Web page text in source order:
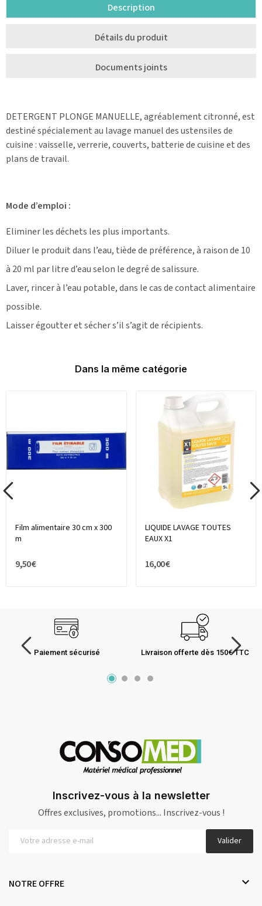
Description
Détails du produit
Documents joints
DETERGENT PLONGE MANUELLE, agréablement citronné, est
destiné spécialement au lavage manuel des ustensiles de
cuisine : vaisselle, verrerie, couverts, batterie de cuisine et des
plans de travail.
Mode d’emploi :
Eliminer les déchets les plus importants.
Diluer le produit dans l’eau, tiède de préférence, à raison de 10
à 20 ml par litre d’eau selon le degré de salissure.
Laver, rincer à l’eau potable, dans le cas de contact alimentaire
possible.
Laisser égoutter et sécher s’il s’agit de récipients.
Dans la même catégorie
Film alimentaire 30 cm x 300
m
9,50 €
LIQUIDE LAVAGE TOUTES
EAUX X1
16,00 €
Paiement sécurisé Livraison offerte dès 150€ TTC
Inscrivez-vous à la newsletter
Offres exclusives, promotions... Inscrivez-vous !
Valider
NOTRE OFFRE 